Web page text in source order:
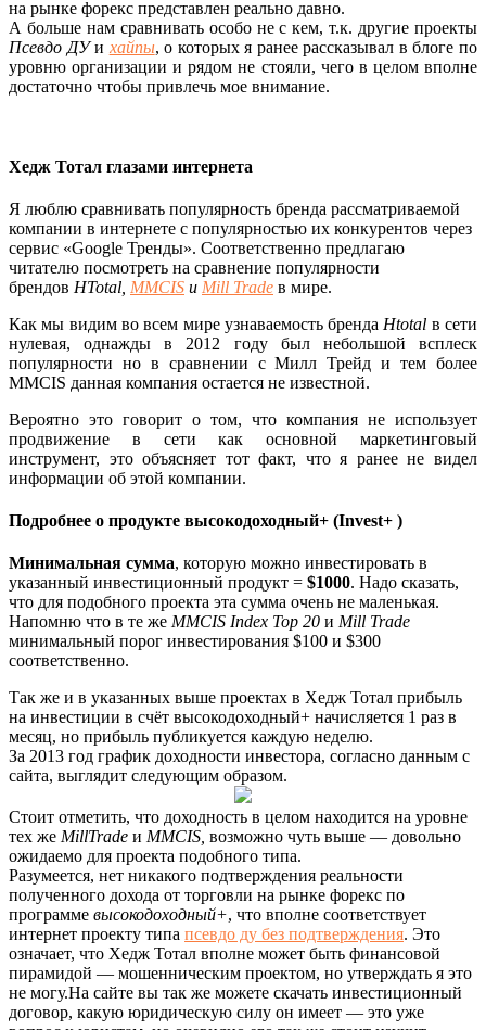
на рынке форекс представлен реально давно.
А больше нам сравнивать особо не с кем, т.к. другие проекты
Псевдо ДУи хайпы, о которых я ранее рассказывал в блоге по
уровню организации и рядом не стояли, чего в целом вполне
достаточно чтобы привлечь мое внимание.
Хедж Тотал глазами интернета
Я люблю сравнивать популярность бренда рассматриваемой
компании в интернете с популярностью их конкурентов через
сервис «Google Тренды». Соответственно предлагаю
читателю посмотреть на сравнение популярности
брендов HTotal, MMCIS и Mill Trade в мире.
Как мы видим во всем мире узнаваемость бренда Htotal в сети
нулевая, однажды в 2012 году был небольшой всплеск
популярности но в сравнении с Милл Трейд и тем более
MMCIS данная компания остается не известной.
Вероятно это говорит о том, что компания не использует
продвижение в сети как основной маркетинговый
инструмент, это объясняет тот факт, что я ранее не видел
информации об этой компании.
Подробнее о продукте высокодоходный+ (Invest+ )
Минимальная сумма, которую можно инвестировать в
указанный инвестиционный продукт = $1000. Надо сказать,
что для подобного проекта эта сумма очень не маленькая.
Напомню что в те же MMCIS Index Top 20 и Mill Trade
минимальный порог инвестирования $100 и $300
соответственно.
Так же и в указанных выше проектах в Хедж Тотал прибыль
на инвестиции в счёт высокодоходный+ начисляется 1 раз в
месяц, но прибыль публикуется каждую неделю.
За 2013 год график доходности инвестора, согласно данным с
сайта, выглядит следующим образом.
Стоит отметить, что доходность в целом находится на уровне
тех же MillTrade и MMCIS, возможно чуть выше — довольно
ожидаемо для проекта подобного типа.
Разумеется, нет никакого подтверждения реальности
полученного дохода от торговли на рынке форекс по
программе высокодоходный+, что вполне соответствует
интернет проекту типа псевдо ду без подтверждения. Это
означает, что Хедж Тотал вполне может быть финансовой
пирамидой — мошенническим проектом, но утверждать я это
не могу.На сайте вы так же можете скачать инвестиционный
договор, какую юридическую силу он имеет — это уже